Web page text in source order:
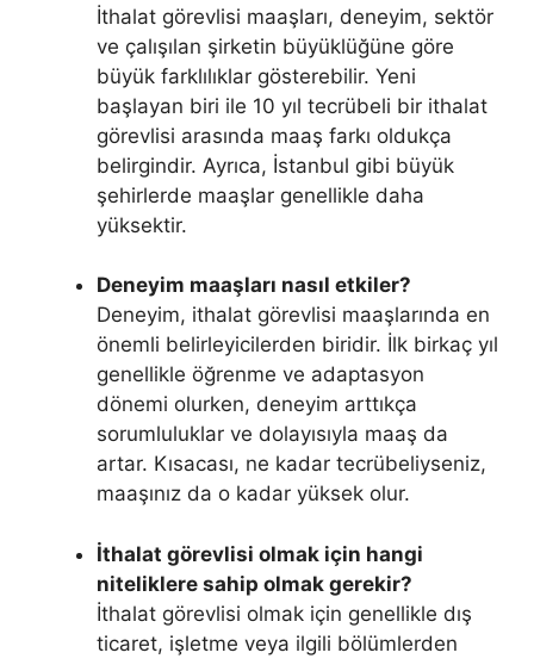
İthalat görevlisi maaşları, deneyim, sektör
ve çalışılan şirketin büyüklüğüne göre
büyük farklılıklar gösterebilir. Yeni
başlayan biri ile 10 yıl tecrübeli bir ithalat
görevlisi arasında maaş farkı oldukça
belirgindir. Ayrıca, İstanbul gibi büyük
şehirlerde maaşlar genellikle daha
yüksektir.
Deneyim maaşları nasıl etkiler?
Deneyim, ithalat görevlisi maaşlarında en
önemli belirleyicilerden biridir. İlk birkaç yıl
genellikle öğrenme ve adaptasyon
dönemi olurken, deneyim arttıkça
sorumluluklar ve dolayısıyla maaş da
artar. Kısacası, ne kadar tecrübeliyseniz,
maaşınız da o kadar yüksek olur.
İthalat görevlisi olmak için hangi
niteliklere sahip olmak gerekir?
İthalat görevlisi olmak için genellikle dış
ticaret, işletme veya ilgili bölümlerden